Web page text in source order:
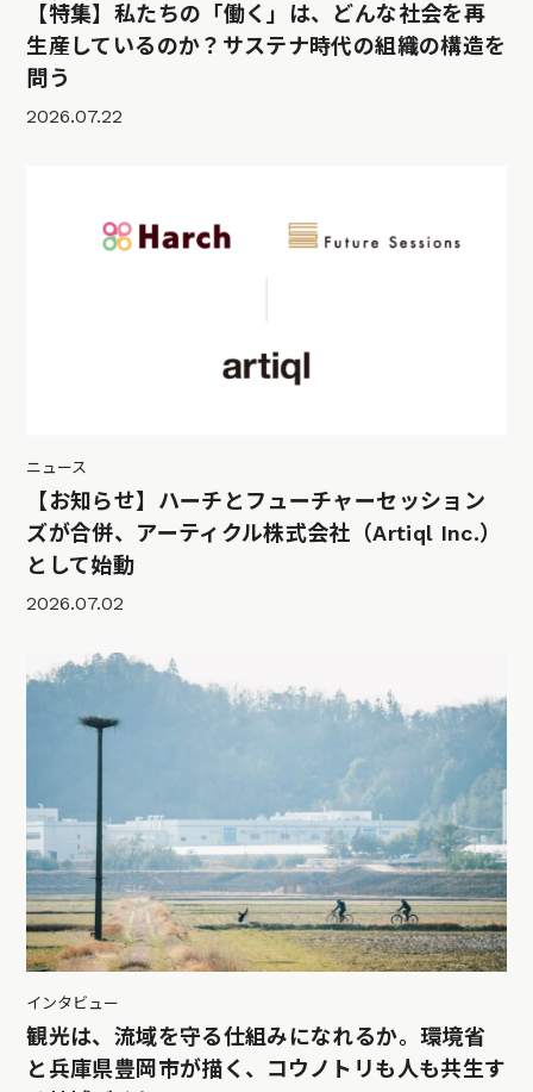
【特集】私たちの「働く」は、どんな社会を再
生産しているのか？サステナ時代の組織の構造を
問う
2026.07.22
ニュース
【お知らせ】ハーチとフューチャーセッション
ズが合併、アーティクル株式会社（Artiql Inc.）
として始動
2026.07.02
インタビュー
観光は、流域を守る仕組みになれるか。環境省
と兵庫県豊岡市が描く、コウノトリも人も共生す